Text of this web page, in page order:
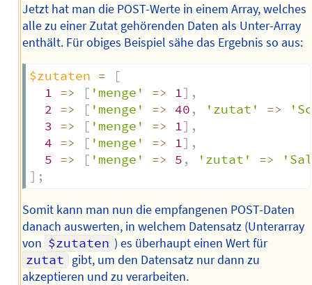
Jetzt hat man die POST-Werte in einem Array, welches
alle zu einer Zutat gehörenden Daten als Unter-Array
enthält. Für obiges Beispiel sähe das Ergebnis so aus:
$zutaten =
[
1 => [ 'menge' => 1] ,
2 => [ 'menge' => 40 , 'zutat' =>
3 => [ 'menge' => 1] ,
4 => [ 'menge' => 1] ,
5 => [ 'menge' => 5 , 'zutat' =>
] ;
Somit kann man nun die empfangenen POST-Daten
danach auswerten, in welchem Datensatz (Unterarray
von $zutaten ) es überhaupt einen Wert für
zutat gibt, um den Datensatz nur dann zu
akzeptieren und zu verarbeiten.